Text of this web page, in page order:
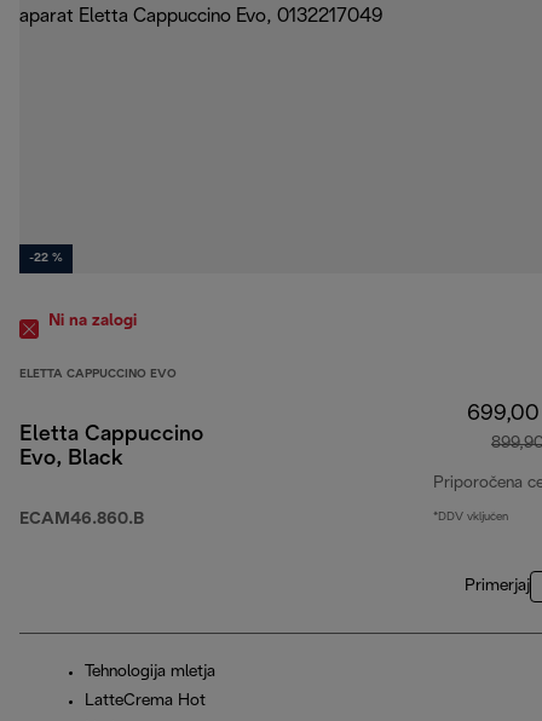
-22 %
Ni na zalogi
ELETTA CAPPUCCINO EVO
Eletta Cappuccino
Evo, Black
ECAM46.860.B
Priporočena
*DDV vključen
Primerjaj
Tehnologija mletja
LatteCrema Hot